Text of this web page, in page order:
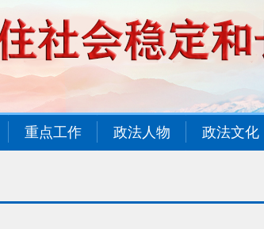
重点工作 政法人物 政法文化